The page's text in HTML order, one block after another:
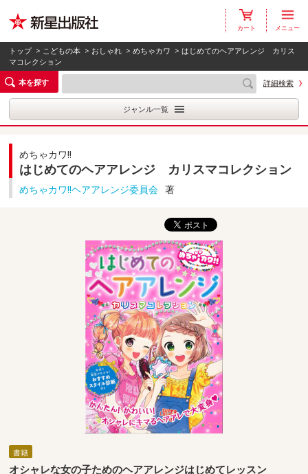
カート メニュー
トップ > こどもの本 > おしゃれ >めちゃカワ > はじめてのヘアアレンジ カリス
マコレクション
本を探す
詳細検索
ジャンル一覧
めちゃカワ!!
はじめてのヘアアレンジ カリスマコレクション
めちゃカワ!!ヘアアレンジ委員会 著
書籍
オシャレな女の子ためのヘアアレンジはじめてレッスン